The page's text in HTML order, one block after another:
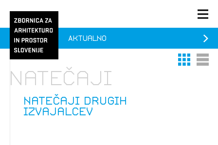
PRIJAVA
KONTAKT
Aktualno
Članstvo
1/1
Pozdravljeni
Thumbnail
List
natečaji drugih
izvajalcev
Natečaji
Aktualno
1/2
Prijava na novičnik